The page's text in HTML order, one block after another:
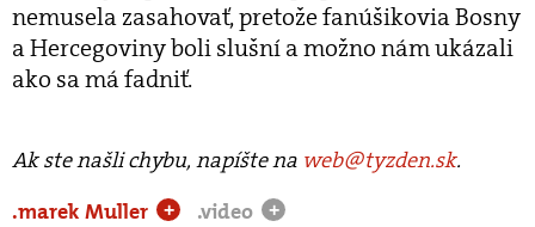
nemusela zasahovať, pretože fanúšikovia Bosny
a Hercegoviny boli slušní a možno nám ukázali
ako sa má fadniť.
Ak ste našli chybu, napíšte na web@tyzden.sk.
.marek Muller
+ .video +